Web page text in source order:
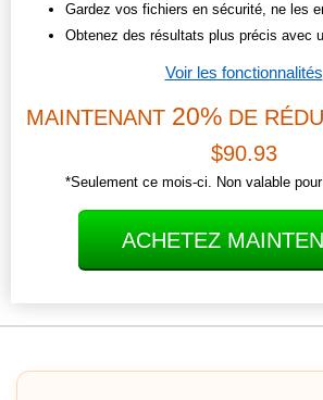
Gardez vos fichiers en sécurité, ne les
Obtenez des résultats plus précis avec
Voir les fonctionnalités
MAINTENANT 20%DE
$90.93
*Seulement ce mois-ci. Non valable
ACHETEZ